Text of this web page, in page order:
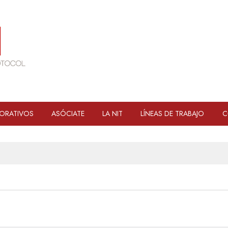
ASÓCIATE LA NIT LÍNEAS DE TRABAJO